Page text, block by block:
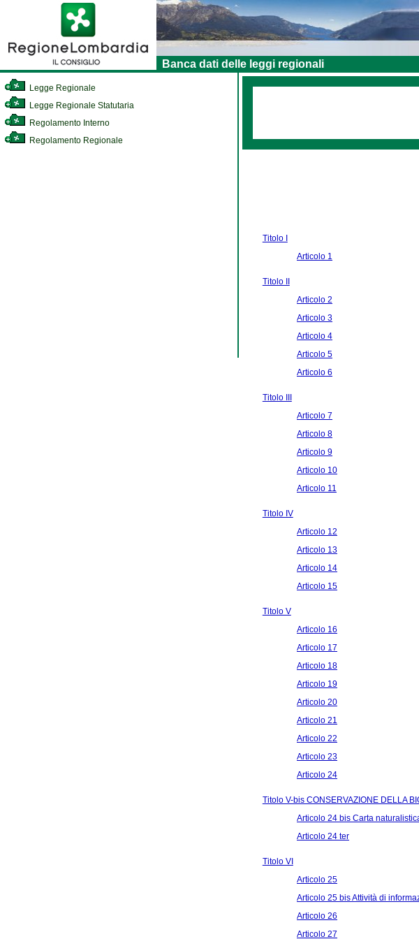
Banca dati delle leggi regionali
Legge Regionale
Legge Regionale Statutaria
Regolamento Interno
Regolamento Regionale
Titolo I
Articolo 1
Titolo II
Articolo 2
Articolo 3
Articolo 4
Articolo 5
Articolo 6
Titolo III
Articolo 7
Articolo 8
Articolo 9
Articolo 10
Articolo 11
Titolo IV
Articolo 12
Articolo 13
Articolo 14
Articolo 15
Titolo V
Articolo 16
Articolo 17
Articolo 18
Articolo 19
Articolo 20
Articolo 21
Articolo 22
Articolo 23
Articolo 24
Titolo V-bis CONSERVAZIONE DELLA
Articolo 24 bis Carta
Articolo 24 ter
Titolo VI
Articolo 25
Articolo 25 bis Attività di
Articolo 26
Articolo 27